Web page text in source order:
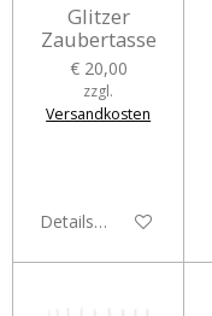
Glitzer
Zaubertasse
€ 20,00
zzgl.
Versandkosten
Details anzeigen